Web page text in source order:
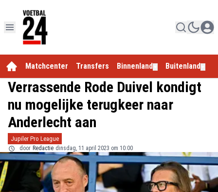
Matchcenter Transfers Binnenland Buitenland
Verrassende Rode Duivel kondigt
nu mogelijke terugkeer naar
Anderlecht aan
Jupiler Pro League
door Redactie dinsdag, 11 april 2023 om 10:00